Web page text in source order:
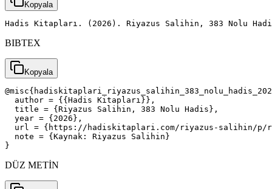
Kopyala
Hadis Kitapları. (2026). Riyazus Salihin, 383 Nolu
BIBTEX
Kopyala
  author = {{Hadis Kitapları}},
  title = {Riyazus Salihin, 383 Nolu Hadis},
  year = {2026},
url = {https://hadiskitaplari.com/riyazus-salihin/
  note = {Kaynak: Riyazus Salihin}
}
DÜZ METİN